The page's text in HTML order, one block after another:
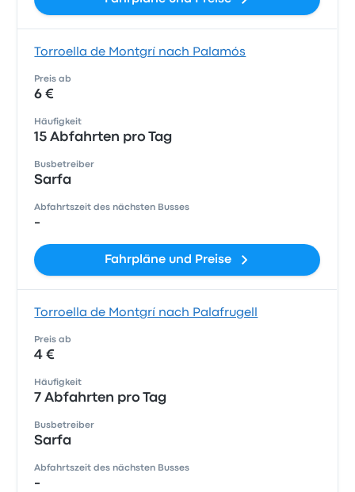
Torroella de Montgrí nach Palamós
Preis ab
6 €
Häufigkeit
15 Abfahrten pro Tag
Busbetreiber
Sarfa
Abfahrtszeit des nächsten Busses
-
Fahrpläne und Preise
Torroella de Montgrí nach Palafrugell
Preis ab
4 €
Häufigkeit
7 Abfahrten pro Tag
Busbetreiber
Sarfa
Abfahrtszeit des nächsten Busses
-